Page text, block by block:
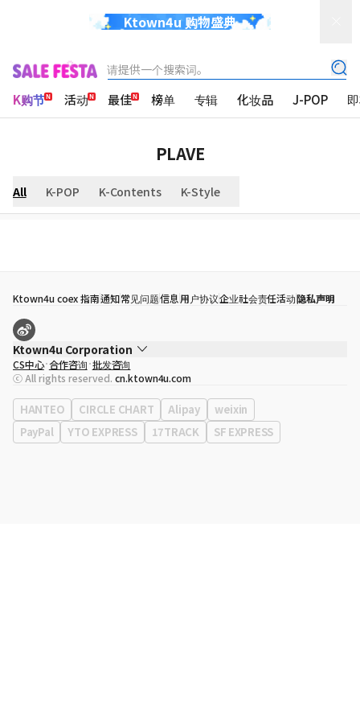
Ktown4u 购物盛典
请提供一个搜索词。
K购节 活动 最佳 榜单 专辑 化妆品 J-POP
PLAVE
All K-POP K-Contents K-Style
Ktown4u coex 指南通知常见问题信息 用户协议企业社会责任活动隐私声明
Ktown4u Corporation
代表
宋効珉
营业执照 120-87-71116
公司地址 首尔特别市 江南区 岭东大路 513号 3楼 （三成洞， coex)
CS中心 合作咨询 批发咨询
ⓒ All rights reserved. cn.ktown4u.com
HANTEO CIRCLE CHART Alipay
weixin
PayPal
YTO EXPRESS 17TRACK SF EXPRESS